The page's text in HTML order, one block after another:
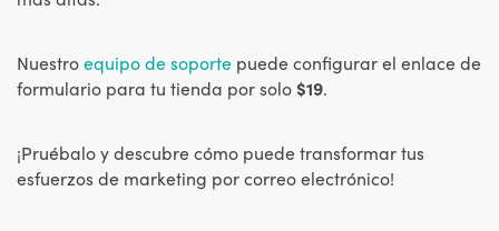
Nuestroequipo de soporte puede configurar el enlace de
formulario para tu tienda por solo $19.
¡Pruébalo y descubre cómo puede transformar tus
esfuerzos de marketing por correo electrónico!